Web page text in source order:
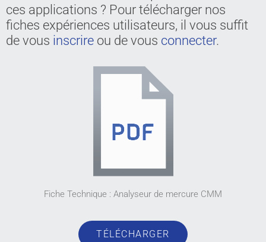
ces applications ? Pour télécharger nos
fiches expériences utilisateurs, il vous suffit
de vous inscrire ou de vous connecter.
Fiche Technique : Analyseur de mercure CMM
TÉLÉCHARGER